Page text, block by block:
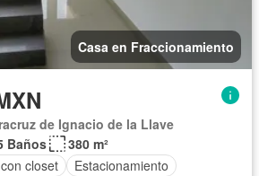
Casa en Fraccionamiento
de Ignacio de la Llave
Baños
380 m²
closet Estacionamiento